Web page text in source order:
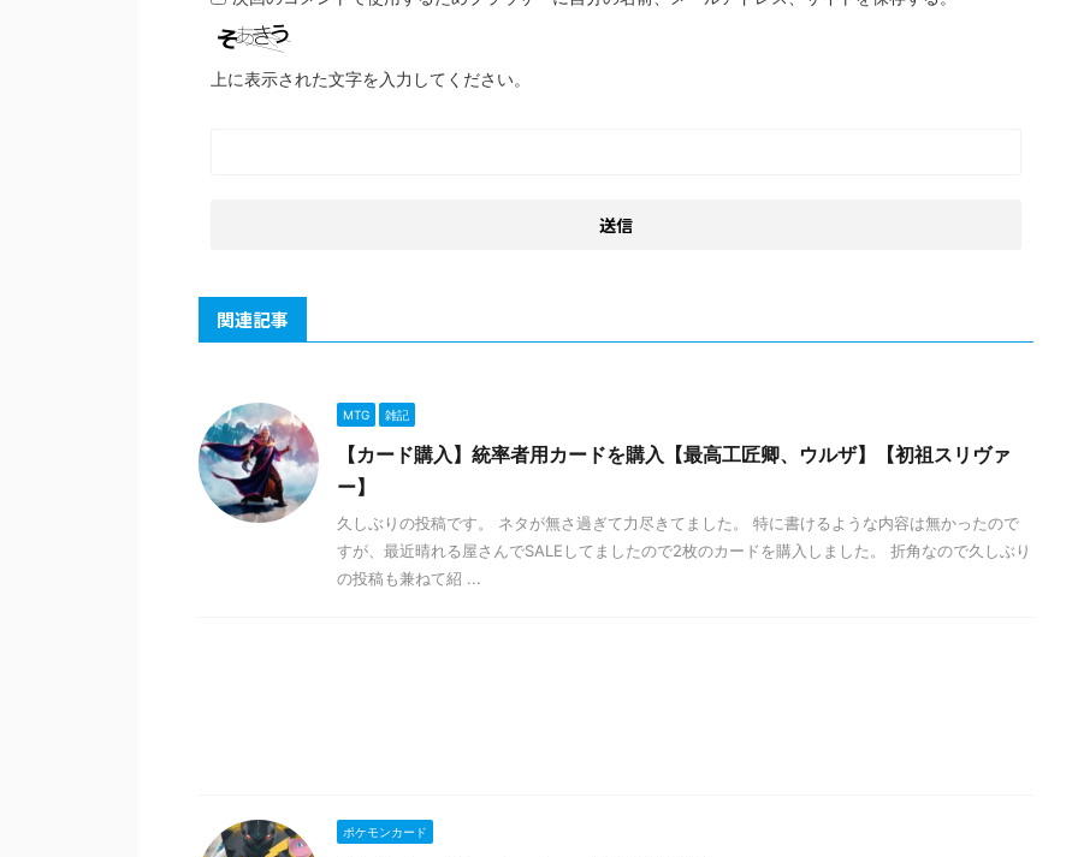
上に表示された文字を入力してください。
関連記事
MTG 雑記
【カード購入】統率者用カードを購入【最高工匠卿、ウルザ】【初祖スリヴァ
ー】
久しぶりの投稿です。 ネタが無さ過ぎて力尽きてました。 特に書けるような内容は無かったので
すが、最近晴れる屋さんでSALEしてましたので2枚のカードを購入しました。 折角なので久しぶり
の投稿も兼ねて紹 ...
ポケモンカード